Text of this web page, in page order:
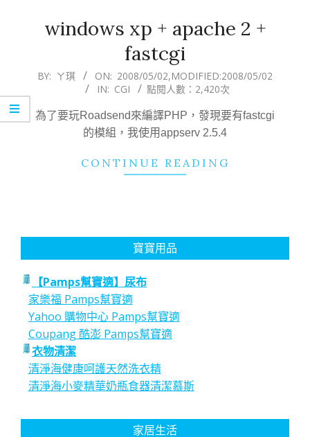
windows xp + apache 2 +
fastcgi
2008-
02
BY: ㄚ琪 ON: 2008/05/02,MODIFIED:2008/05/02
IN: CGI 點閱人數：2,420次
為了要玩Roadsend來編譯PHP，發現要有fastcgi
的模組，我使用appserv 2.5.4
CONTINUE READING
寶寶用品
【Pamps幫寶適】尿布
家樂福 Pamps幫寶適
Yahoo 購物中心 Pamps幫寶適
Coupang 酷澎 Pamps幫寶適
衣物清潔
清淨海健康呵護天然洗衣精
清淨海小麥精華奶瓶食器清潔慕斯
家居生活